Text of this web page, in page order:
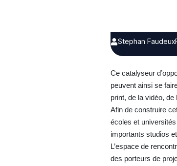
Stephan Faudeux
Ce catalyseur
peuvent ainsi se
print, de la vidéo,
Afin de construire
écoles et
importants studios
L’espace de
des porteurs de